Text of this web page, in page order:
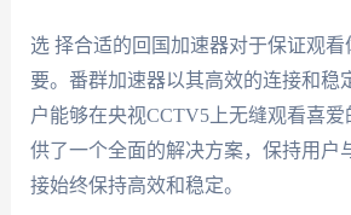
选 择合适的回国加速器对于保证观
要。番群加速器以其高效的连接和稳
户能够在央视CCTV5上无缝观看喜
供了一个全面的解决方案，保持用户
接始终保持高效和稳定。